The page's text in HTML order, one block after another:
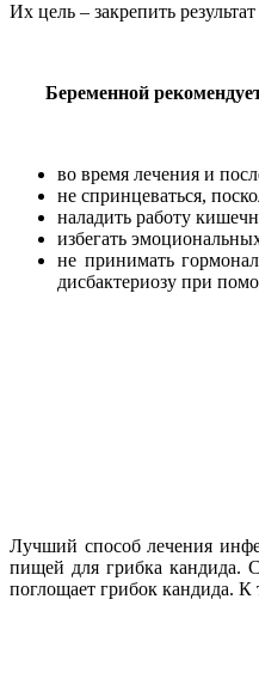
Их цель – закрепить
Беременной
во время лечения и
не спринцеваться,
наладить работу
избегать
не принимать
дисбактериозу при
Лучший способ лечения
пищей для грибка кандида.
поглощает грибок кандида.